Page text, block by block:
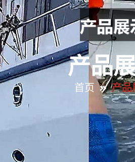
产品
首页 产品